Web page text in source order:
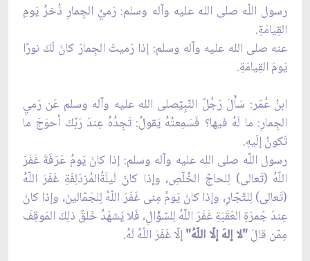
رسول اللّه صلى الله عليه وآله وسلم: رَميُ الجِمارِ ذُخرُ يَومِ
القِيامَةِ.
عنه صلى الله عليه وآله وسلم: إذا رَميتَ الجِمارَ كانَ لَكَ نورًا
يَومَ القِيامَةِ.
ابنُ عُمَر: سَأَلَ رَجُلٌ النّبِيّصلى الله عليه وآله وسلم عَن رَميِ
الجِمارِ: ما لَهُ فيها؟ فَسَمِعتُهُ يَقولُ: تَجِدُهُ عِندَ رَبّكَ أحوَجَ ما
تَكونُ إلَيهِ.
رسول اللّه صلى الله عليه وآله وسلم: إذا كانَ يَومُ عَرَفَةَ غَفَرَ
اللّهُ (تَعالى) لِلحاجّ الخُلّصِ، وإذا كانَ لَيلَةُالمُزدَلِفَةِ غَفَرَ اللّهُ
(تَعالى) لِلتّجّارِ، وإذا كانَ يَومُ مِنى غَفَرَ اللّهُ لِلجَمّالينَ، وإذا كانَ
عِندَ جَمرَةِ العَقَبَةِ غَفَرَ اللّهُ لِلسّؤّالِ، فَلا يَشهَدُ خَلقٌ ذلِكَ المَوقِفَ
مِمّن قالَ"لا إلهَ إلّا اللّهُ"إلّا غَفَرَ اللّهُ لَهُ.